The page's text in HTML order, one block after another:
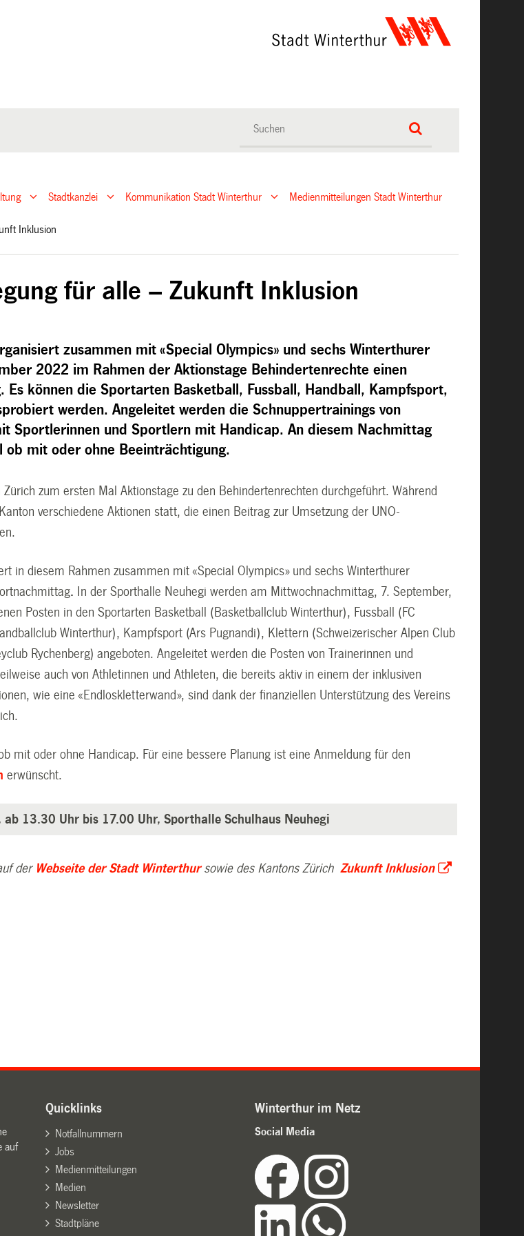
Stadtkanzlei Kommunikation Stadt Winterthur Medienmitteilungen Stadt Winterthur
Inklusion
für alle – Zukunft Inklusion
zusammen mit «Special Olympics» und sechs Winterthurer
2022 im Rahmen der Aktionstage Behin­dertenrechte einen
Es können die Sportarten Basketball, Fussball, Handball, Kampfsport,
werden. Angeleitet werden die Schnuppertrainings von
Sportlerinnen und Sportlern mit Handicap. An diesem Nachmittag
ob mit oder ohne Beeinträchtigung.
zum ersten Mal Aktionstage zu den Behinderten­rechten durchgeführt. Während
verschiedene Aktionen statt, die einen Beitrag zur Umsetzung der UNO-
in diesem Rahmen zusammen mit «Special Olympics» und sechs Winterthurer
. In der Sporthalle Neuhegi werden am Mittwochnachmittag, 7. September,
Posten in den Sportarten Basketball (Basketballclub Winterthur), Fussball (FC
Winterthur), Kampfsport (Ars Pugnandi), Klettern (Schweizerischer Alpen Club
Rychenberg) angeboten. Angeleitet werden die Posten von Trainerinnen und
auch von Athletinnen und Athleten, die bereits aktiv in einem der inklusiven
wie eine «Endloskletterwand», sind dank der finanziellen Unterstützung des Vereins
mit oder ohne Handicap. Für eine bessere Planung ist eine Anmeldung für den
erwünscht.
a b 13.30 Uhr bis 17.00 Uhr,Sporthalle Schulhaus Neuhegi
der Webseite der Stadt Winterthursowie des Kantons ZürichZukunft Inklusion
auf
Quicklinks
Notfallnummern
Jobs
Medienmitteilungen
Medien
Newsletter
Stadtpläne
Winterthur im Netz
Social Media